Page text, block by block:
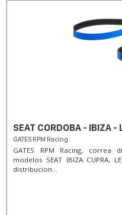
SEAT CORDOBA - IBIZA -
GATES RPM Racing
GATES RPM Racing,
modelos SEAT IBIZA CUPRA,
distribucion...